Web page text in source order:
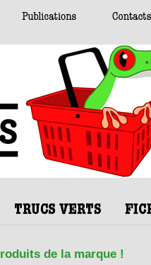
de la marque !